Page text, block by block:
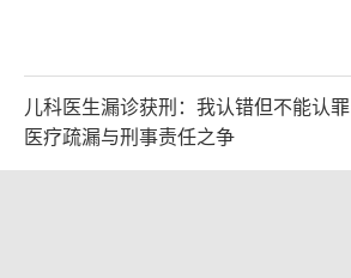
儿科医生漏诊获刑：我认错但不能认罪
医疗疏漏与刑事责任之争
2026-08-06 13:45:15